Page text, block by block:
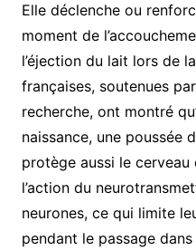
Elle déclenche ou
moment de
l’éjection du lait lors de
françaises, soutenues
recherche, ont montré
naissance, une poussée
protège aussi le
l’action du
neurones, ce qui limite
pendant le passage